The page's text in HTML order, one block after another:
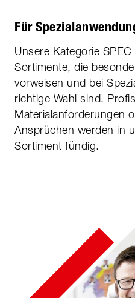
Für
Unsere Kategorie
Sortimente, die
vorweisen und bei
richtige Wahl sind.
Materialanfor­derungen
Ansprüchen werden in
Sortiment fündig.